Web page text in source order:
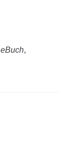
eBuch,